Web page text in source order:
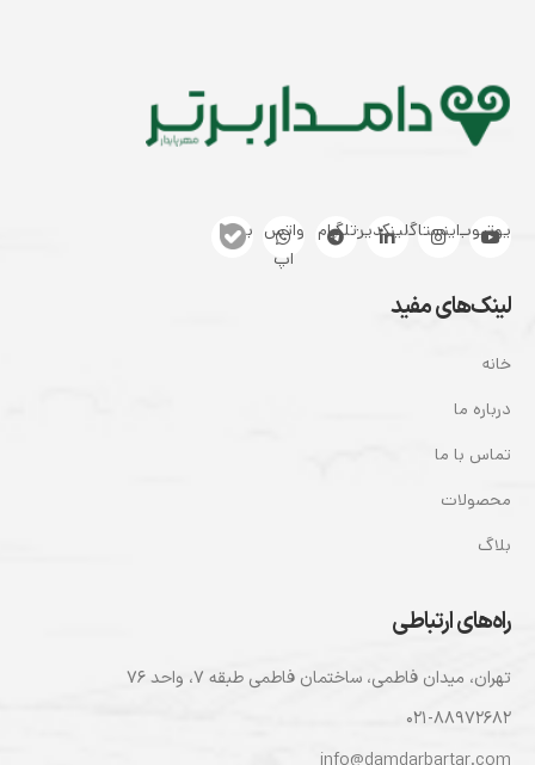
یوتیوباینستاگراملینکدینتلگرام واتس
اپ
بله
لینک‌های مفید
خانه
درباره ما
تماس با ما
محصولات
بلاگ
راه‌های ارتباطی
تهران، ميدان فاطمی، ساختمان فاطمی طبقه ۷، واحد ۷۶
۰۲۱-۸۸۹۷۲۶۸۲
info@damdarbartar.com